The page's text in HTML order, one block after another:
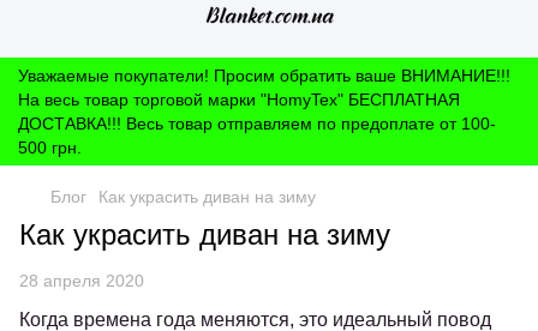
Уважаемые покупатели! Просим обратить ваше ВНИМАНИЕ!!!
На весь товар торговой марки "HomyTex" БЕСПЛАТНАЯ
ДОСТАВКА!!! Весь товар отправляем по предоплате от 100-
500 грн.
Блог Как украсить диван на зиму
Как украсить диван на зиму
28 апреля 2020
Когда времена года меняются, это идеальный повод